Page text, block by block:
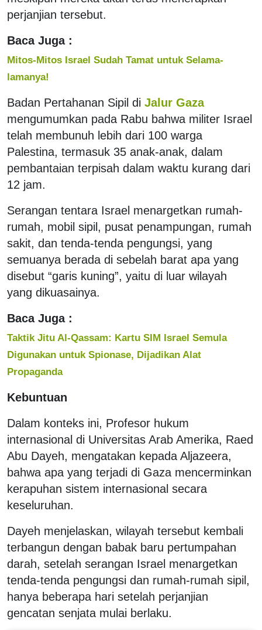
perjanjian tersebut.
Baca Juga :
Mitos-Mitos Israel Sudah Tamat untuk Selama-
lamanya!
Badan Pertahanan Sipil di Jalur Gaza
mengumumkan pada Rabu bahwa militer Israel
telah membunuh lebih dari 100 warga
Palestina, termasuk 35 anak-anak, dalam
pembantaian terpisah dalam waktu kurang dari
12 jam.
Serangan tentara Israel menargetkan rumah-
rumah, mobil sipil, pusat penampungan, rumah
sakit, dan tenda-tenda pengungsi, yang
semuanya berada di sebelah barat apa yang
disebut “garis kuning”, yaitu di luar wilayah
yang dikuasainya.
Baca Juga :
Taktik Jitu Al-Qassam: Kartu SIM Israel Semula
Digunakan untuk Spionase, Dijadikan Alat
Propaganda
Kebuntuan
Dalam konteks ini, Profesor hukum
internasional di Universitas Arab Amerika, Raed
Abu Dayeh, mengatakan kepada Aljazeera,
bahwa apa yang terjadi di Gaza mencerminkan
kerapuhan sistem internasional secara
keseluruhan.
Dayeh menjelaskan, wilayah tersebut kembali
terbangun dengan babak baru pertumpahan
darah, setelah serangan Israel menargetkan
tenda-tenda pengungsi dan rumah-rumah sipil,
hanya beberapa hari setelah perjanjian
gencatan senjata mulai berlaku.